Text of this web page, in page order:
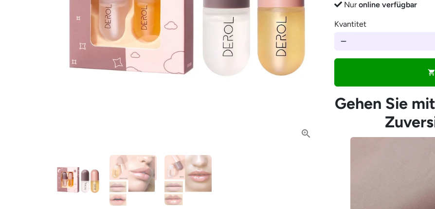
Nuronline verfügbar
Kvantitet
remove
shopping_cart
Gehen Sie